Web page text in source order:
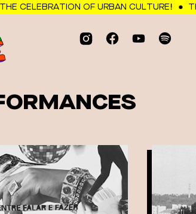
OF URBAN CULTURE!